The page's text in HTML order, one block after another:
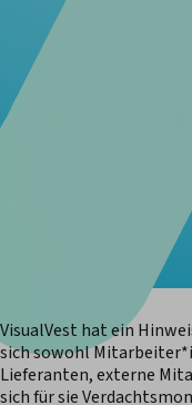
VisualVest hat ein
sich sowohl
Lieferanten, externe
sich für sie